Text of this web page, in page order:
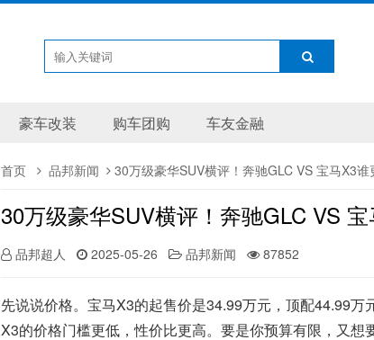
豪车改装 购车团购 车友金融
首页 品邦新闻 30万级豪华SUV横评！奔驰GLC VS 宝马X3谁
30万级豪华SUV横评！奔驰GLC VS
品邦超人 2025-05-26 品邦新闻 87852
先说说价格。宝马X3的起售价是34.99万元，顶配44.99
X3的价格门槛更低，性价比更高。要是你预算有限，又想